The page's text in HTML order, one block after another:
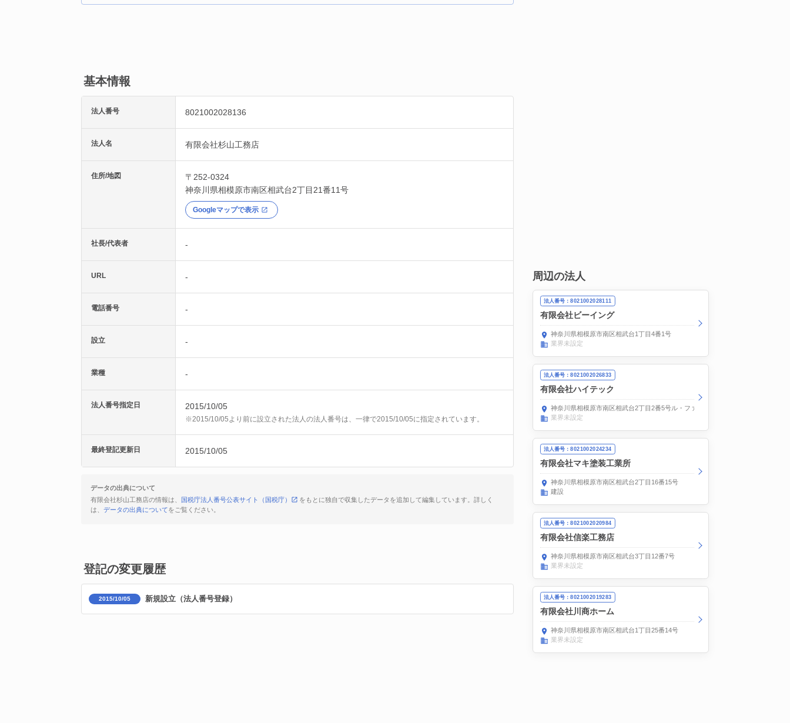
基本情報
法人番号 8021002028136
法人名 有限会社杉山工務店
住所/地図
〒252-0324
神奈川県相模原市南区相武台2丁目21番11号
Googleマップで表示
社長/代表者 -
URL -
電話番号 -
設立 -
業種 -
法人番号指定日 2015/10/05
※2015/10/05より前に設立された法人の法人番号は、一律で2015/10/05に指定されています。
最終登記更新日 2015/10/05
データの出典について
有限会社杉山工務店の情報は、
国税庁法人番号公表サイト（国税庁）
をもとに独自で収集したデータを追加して編集しています。詳しく
は、 データの出典についてをご覧ください。
登記の変更履歴
2015/10/05 新規設立（法人番号登録）
周辺の法人
法人番号：8021002028111
有限会社ビーイング
神奈川県相模原市南区相武台1丁目4番1号
業界未設定
法人番号：8021002026833
有限会社ハイテック
神奈川県相模原市南区相武台2丁目2番5号ル・ファール相武台103号
業界未設定
法人番号：8021002024234
有限会社マキ塗装工業所
神奈川県相模原市南区相武台2丁目16番15号
建設
法人番号：8021002020984
有限会社信楽工務店
神奈川県相模原市南区相武台3丁目12番7号
業界未設定
法人番号：8021002019283
有限会社川商ホーム
神奈川県相模原市南区相武台1丁目25番14号
業界未設定